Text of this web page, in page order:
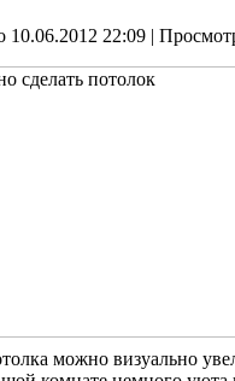
10.06.2012 22:09 |
можно визуально